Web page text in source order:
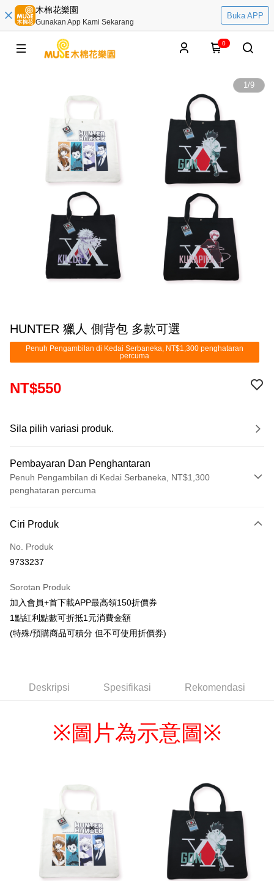
木棉花樂園
Gunakan App Kami Sekarang
Buka APP
0
1/9
HUNTER 獵人 側背包 多款可選
Penuh Pengambilan di Kedai Serbaneka, NT$1,300 penghataran
percuma
NT$550
Sila pilih variasi produk.
Pembayaran Dan Penghantaran
Penuh Pengambilan di Kedai Serbaneka, NT$1,300
penghataran percuma
Kad Kredit (Bayaran Penuh)
Pengambilan di Kedai Serbaneka
Apple Pay
Easy Wallet
Tunai semasa Penghantaran
全家取貨付款
付款後全家取貨
NT$65/pesanan | Penghantaran percuma untuk pesanan
NT$1,300 atau lebih
(不開放使用，請勿選取）
NT$9,999/pesanan
Ciri Produk
No. Produk
9733237
Sorotan Produk
加入會員+首下載APP最高領150折價券
1點紅利點數可折抵1元消費金額
(特殊/預購商品可積分 但不可使用折價券)
Deskripsi Spesifikasi Rekomendasi
※圖片為示意圖※